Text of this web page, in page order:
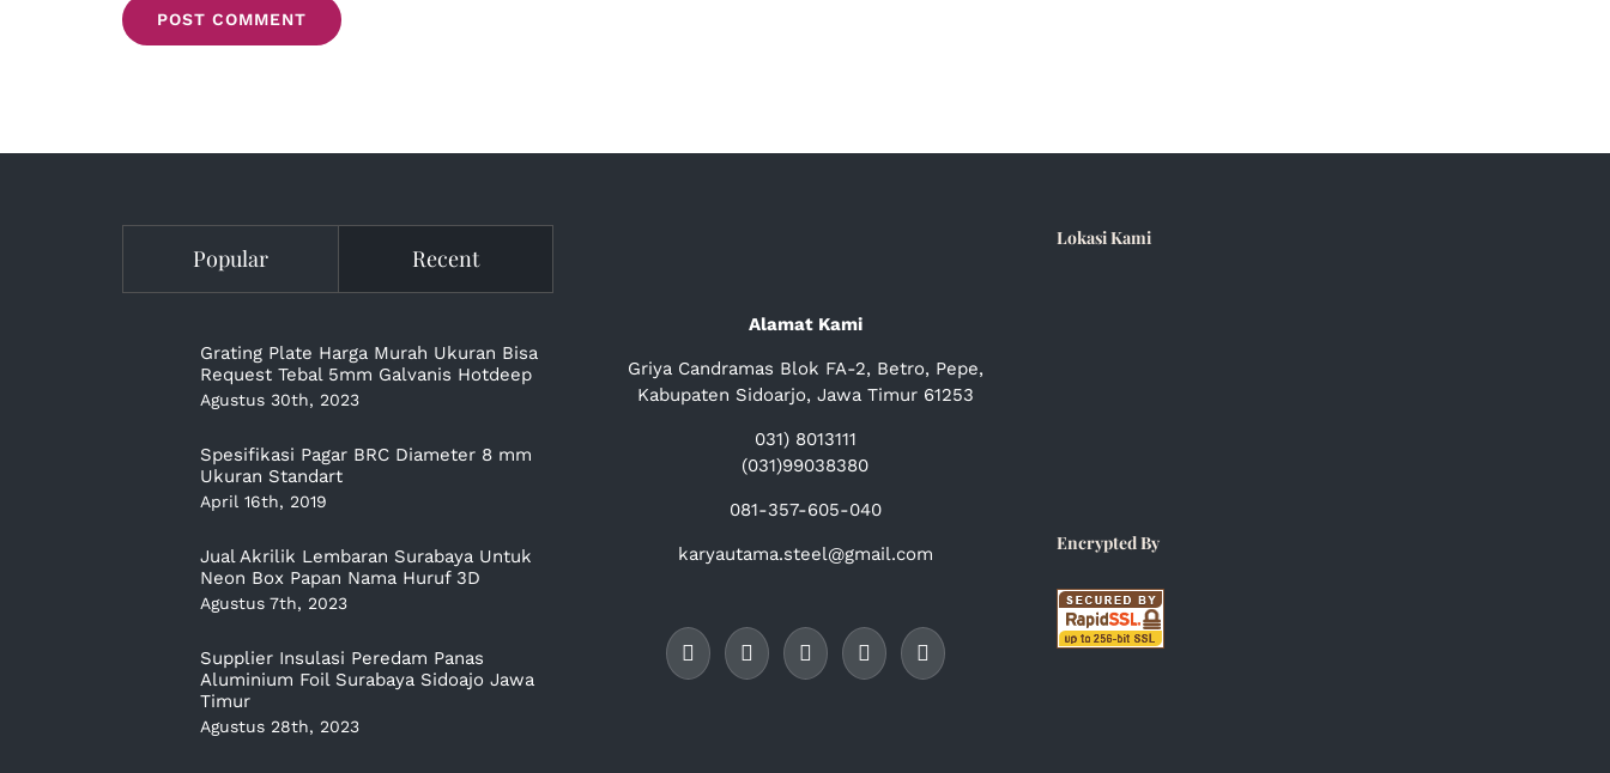
Popular Recent
Grating Plate Harga Murah Ukuran Bisa
Request Tebal 5mm Galvanis Hotdeep
Agustus 30th, 2023
Spesifikasi Pagar BRC Diameter 8 mm
Ukuran Standart
April 16th, 2019
Jual Akrilik Lembaran Surabaya Untuk
Neon Box Papan Nama Huruf 3D
Agustus 7th, 2023
Supplier Insulasi Peredam Panas
Aluminium Foil Surabaya Sidoajo Jawa
Timur
Agustus 28th, 2023
Alamat Kami
Griya Candramas Blok FA-2, Betro, Pepe,
Kabupaten Sidoarjo, Jawa Timur 61253
031) 8013111
(031)99038380
081-357-605-040
karyautama.steel@gmail.com
Lokasi Kami
Encrypted By